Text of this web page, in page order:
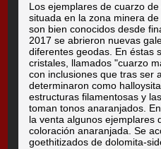
Los ejemplares de cuarzo
situada en la zona minera
son bien conocidos desde
2017 se abrieron nuevas
diferentes geodas. En éstas
cristales, llamados "cuarzo
con inclusiones que tras ser
determinaron como
estructuras filamentosas y
toman tonos anaranjados.
la venta algunos ejemplares
coloración anaranjada. Se
goethitizados de dolomita-